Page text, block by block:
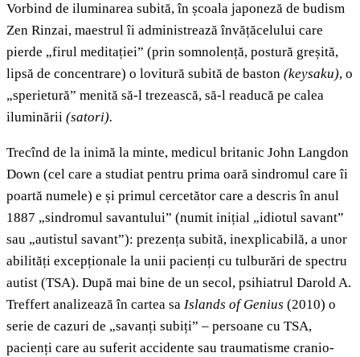
Vorbind de iluminarea subită, în școala japoneză de budism
Zen Rinzai, maestrul îi administrează învățăcelului care
pierde „firul meditației” (prin somnolență, postură greșită,
lipsă de concentrare) o lovitură subită de baston (keysaku), o
„sperietură” menită să-l trezească, să-l readucă pe calea
iluminării (satori).
Trecînd de la inimă la minte, medicul britanic John Langdon
Down (cel care a studiat pentru prima oară sindromul care îi
poartă numele) e și primul cercetător care a descris în anul
1887 „sindromul savantului” (numit inițial „idiotul savant”
sau „autistul savant”): prezența subită, inexplicabilă, a unor
abilități excepționale la unii pacienți cu tulburări de spectru
autist (TSA). După mai bine de un secol, psihiatrul Darold A.
Treffert analizează în cartea sa Islands of Genius (2010) o
serie de cazuri de „savanți subiți” – persoane cu TSA,
pacienți care au suferit accidente sau traumatisme cranio-